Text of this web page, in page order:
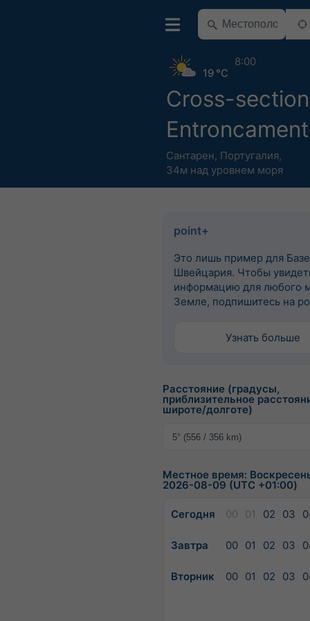
Cross-section
Сантарен, Португалия,
34м над уровнем моря
19 °C
8:00
point+
Это лишь пример для
Швейцария. Чтобы
информацию для любого
Земле, подпишитесь на
Узнать больше
Расстояние (градусы,
приблизительное
широте/долготе)
Местное время:
2026-08-09 (UTC +01:00)
Сегодня 00 01 02 03
Завтра 00 01 02 03
Вторник 00 01 02 03